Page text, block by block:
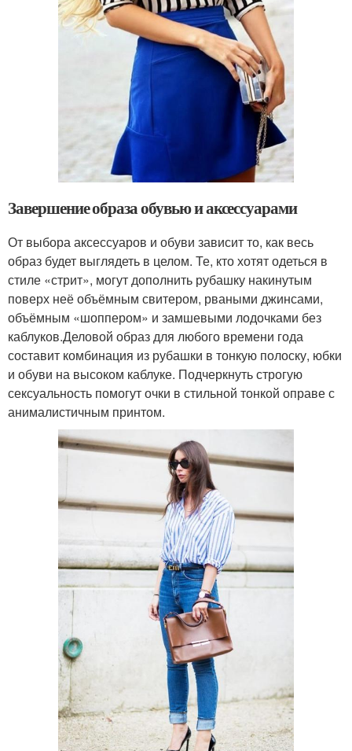
Завершение образа обувью и аксессуарами
От выбора аксессуаров и обуви зависит то, как весь
образ будет выглядеть в целом. Те, кто хотят одеться в
стиле «стрит», могут дополнить рубашку накинутым
поверх неё объёмным свитером, рваными джинсами,
объёмным «шоппером» и замшевыми лодочками без
каблуков.Деловой образ для любого времени года
составит комбинация из рубашки в тонкую полоску, юбки
и обуви на высоком каблуке. Подчеркнуть строгую
сексуальность помогут очки в стильной тонкой оправе с
анималистичным принтом.